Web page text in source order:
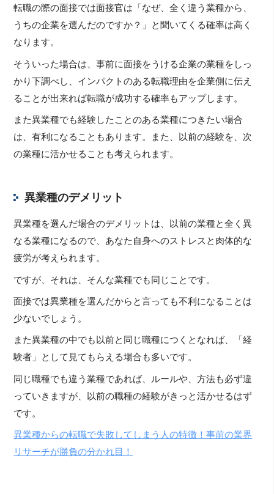
転職の際の面接では面接官は「なぜ、全く違う業種から、
うちの企業を選んだのですか？」と聞いてくる確率は高く
なります。
そういった場合は、事前に面接をうける企業の業種をしっ
かり下調べし、インパクトのある転職理由を企業側に伝え
ることが出来れば転職が成功する確率もアップします。
また異業種でも経験したことのある業種につきたい場合
は、有利になることもあります。また、以前の経験を、次
の業種に活かせることも考えられます。
異業種のデメリット
異業種を選んだ場合のデメリットは、以前の業種と全く異
なる業種になるので、あなた自身へのストレスと肉体的な
疲労が考えられます。
ですが、それは、そんな業種でも同じことです。
面接では異業種を選んだからと言っても不利になることは
少ないでしょう。
また異業種の中でも以前と同じ職種につくとなれば、「経
験者」として見てもらえる場合も多いです。
同じ職種でも違う業種であれば、ルールや、方法も必ず違
っていきますが、以前の職種の経験がきっと活かせるはず
です。
異業種からの転職で失敗してしまう人の特徴！事前の業界
リサーチが勝負の分かれ目！